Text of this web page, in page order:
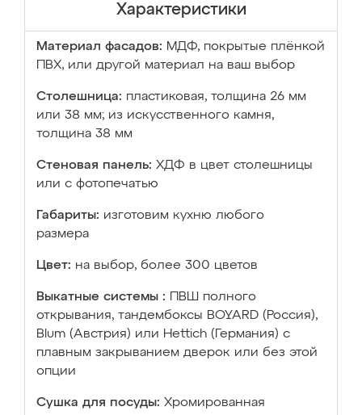
Характеристики
Материал фасадов: МДФ, покрытые плёнкой
ПВХ, или другой материал на ваш выбор
Столешница: пластиковая, толщина 26 мм
или 38 мм; из искусственного камня,
толщина 38 мм
Стеновая панель: ХДФ в цвет столешницы
или с фотопечатью
Габариты: изготовим кухню любого
размера
Цвет: на выбор, более 300 цветов
Выкатные системы :
ПВШ полного
открывания, тандембоксы BOYARD (Россия),
Blum (Австрия) или Hettich (Германия) с
плавным закрыванием дверок или без этой
опции
Сушка для посуды: Хромированная